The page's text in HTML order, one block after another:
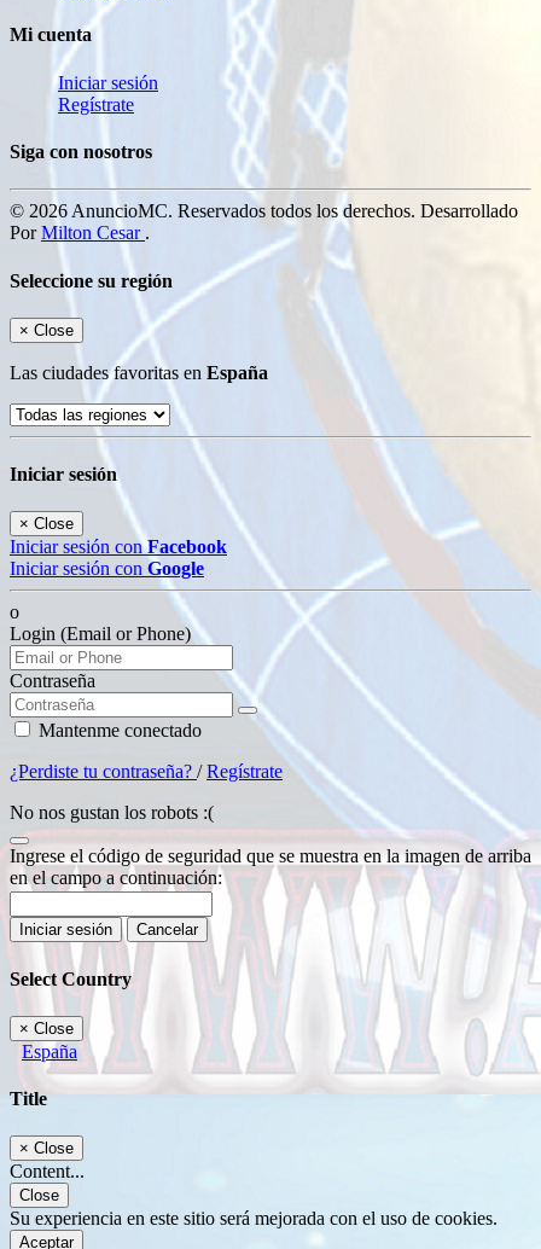
Mi cuenta
Iniciar sesión
Regístrate
Siga con nosotros
© 2026 AnuncioMC. Reservados todos los derechos. Desarrollado
PorMilton Cesar .
Seleccione su región
× Close
Las ciudades favoritas en España
Iniciar sesión
× Close
Iniciar sesión conFacebook
Iniciar sesión con Google
o
Login (Email or Phone)
Contraseña
Mantenme conectado
¿Perdiste tu contraseña? /Regístrate
No nos gustan los robots :(
Ingrese el código de seguridad que se muestra en la imagen de arriba
en el campo a continuación:
Iniciar sesión Cancelar
Select Country
× Close
España
Title
× Close
Content...
Close
Su experiencia en este sitio será mejorada con el uso de cookies.
Aceptar